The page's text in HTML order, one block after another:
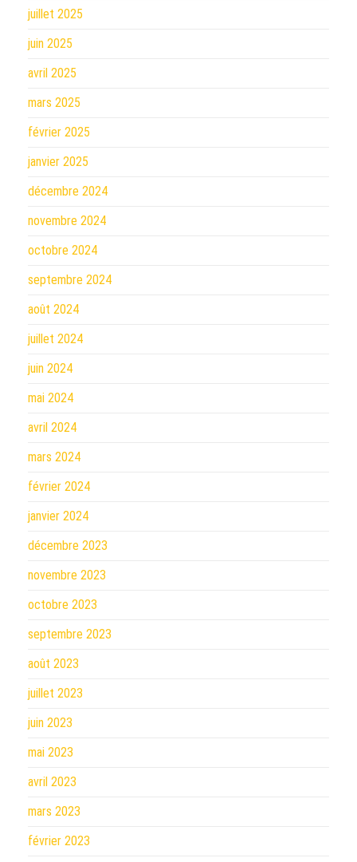
juillet 2025
juin 2025
avril 2025
mars 2025
février 2025
janvier 2025
décembre 2024
novembre 2024
octobre 2024
septembre 2024
août 2024
juillet 2024
juin 2024
mai 2024
avril 2024
mars 2024
février 2024
janvier 2024
décembre 2023
novembre 2023
octobre 2023
septembre 2023
août 2023
juillet 2023
juin 2023
mai 2023
avril 2023
mars 2023
février 2023